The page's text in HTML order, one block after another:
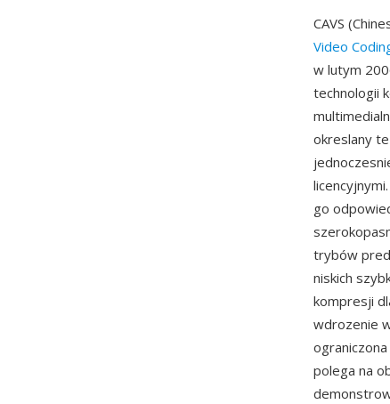
CAVS
Video
w lutym
technologii
okreslany
go
trybów
niskich
kompresji
wdrozenie
polega na